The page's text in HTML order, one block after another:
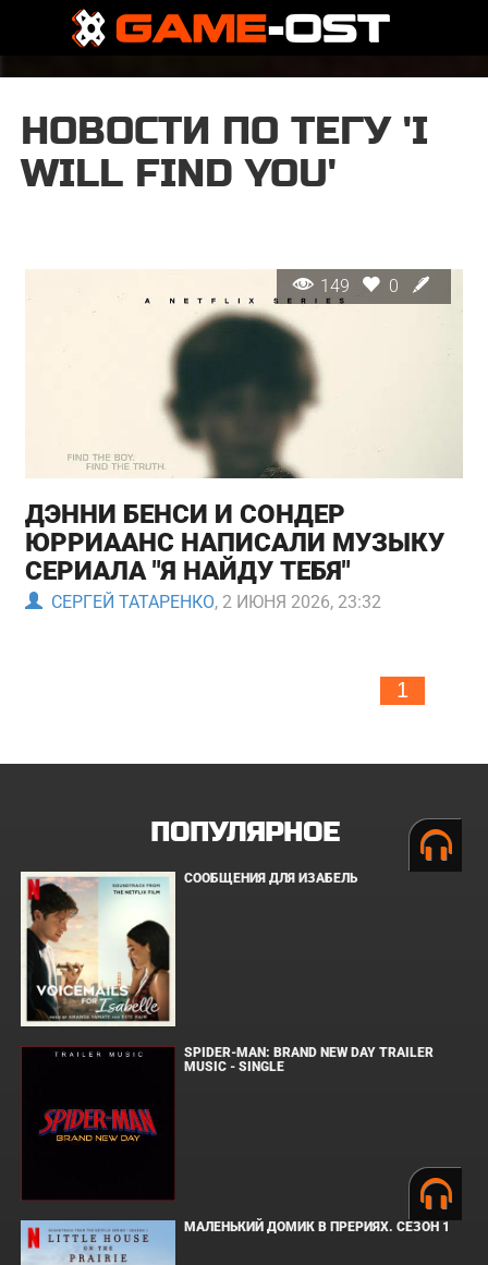
НОВОСТИ ПО ТЕГУ 'I
WILL FIND YOU'
149 0
ДЭННИ БЕНСИ И СОНДЕР
ЮРРИААНС НАПИСАЛИ МУЗЫКУ
СЕРИАЛА "Я НАЙДУ ТЕБЯ"
СЕРГЕЙ ТАТАРЕНКО, 2 ИЮНЯ 2026, 23:32
1
ПОПУЛЯРНОЕ
СООБЩЕНИЯ ДЛЯ ИЗАБЕЛЬ
SPIDER-MAN: BRAND NEW DAY TRAILER
MUSIC - SINGLE
МАЛЕНЬКИЙ ДОМИК В ПРЕРИЯХ. СЕЗОН 1